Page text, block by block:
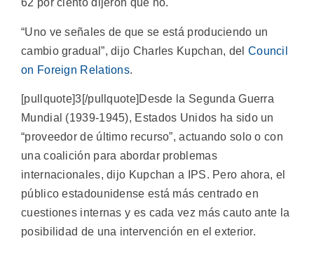
62 por ciento dijeron que no.
“Uno ve señales de que se está produciendo un
cambio gradual”, dijo Charles Kupchan, del Council
on Foreign Relations.
[pullquote]3[/pullquote]Desde la Segunda Guerra
Mundial (1939-1945), Estados Unidos ha sido un
“proveedor de último recurso”, actuando solo o con
una coalición para abordar problemas
internacionales, dijo Kupchan a IPS. Pero ahora, el
público estadounidense está más centrado en
cuestiones internas y es cada vez más cauto ante la
posibilidad de una intervención en el exterior.